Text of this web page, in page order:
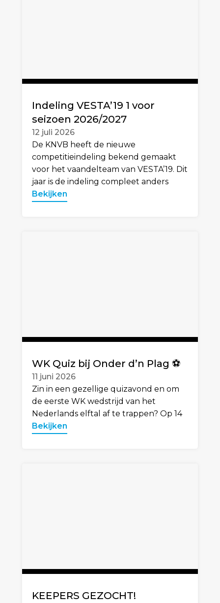
Indeling VESTA’19 1 voor
seizoen 2026/2027
12 juli 2026
De KNVB heeft de nieuwe
competitieindeling bekend gemaakt
voor het vaandelteam van VESTA’19. Dit
jaar is de indeling compleet anders
Bekijken
WK Quiz bij Onder d’n Plag ⚽️
11 juni 2026
Zin in een gezellige quizavond en om
de eerste WK wedstrijd van het
Nederlands elftal af te trappen? Op 14
Bekijken
KEEPERS GEZOCHT!